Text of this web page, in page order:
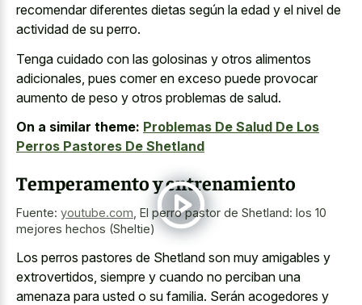
recomendar diferentes dietas según la edad y el nivel de
actividad de su perro.
Tenga cuidado con las golosinas y otros alimentos
adicionales, pues comer en exceso puede provocar
aumento de peso y otros problemas de salud.
On a similar theme: Problemas De Salud De Los
Perros Pastores De Shetland
Temperamento y entrenamiento
Fuente: youtube.com, El perro pastor de Shetland: los 10
mejores hechos (Sheltie)
Los perros pastores de Shetland son muy amigables y
extrovertidos, siempre y cuando no perciban una
amenaza para usted o su familia. Serán acogedores y